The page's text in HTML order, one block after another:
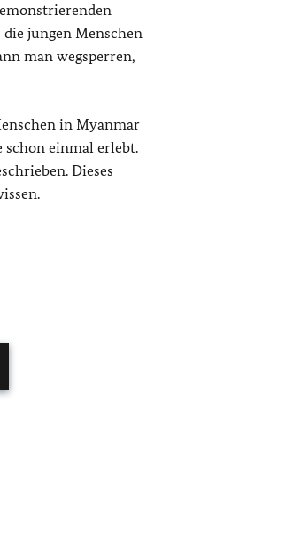
jungen Menschen
man wegsperren,
in Myanmar
einmal erlebt.
Dieses